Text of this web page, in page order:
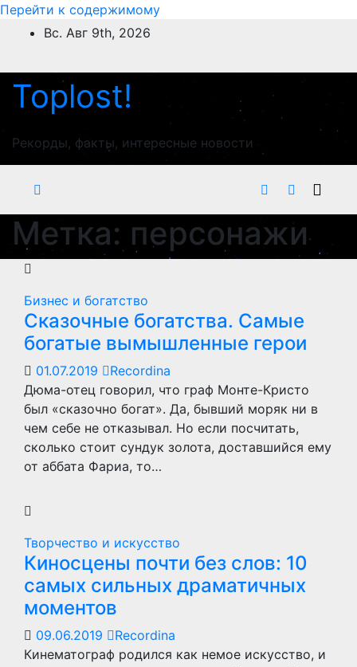
Перейти к содержимому
Вс. Авг 9th, 2026
Toplost!
Рекорды, факты, интересные новости
Метка: персонажи
Бизнес и богатство
Сказочные богатства. Самые
богатые вымышленные герои
01.07.2019
Recordina
Дюма-отец говорил, что граф Монте-Кристо
был «сказочно богат». Да, бывший моряк ни в
чем себе не отказывал. Но если посчитать,
сколько стоит сундук золота, доставшийся ему
от аббата Фариа, то…
Творчество и искусство
Киносцены почти без слов: 10
самых сильных драматичных
моментов
09.06.2019
Recordina
Кинематограф родился как немое искусство, и